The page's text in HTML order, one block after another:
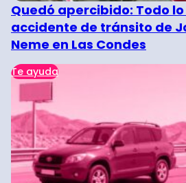
Quedó apercibido: Todo
accidente de tránsito de
Neme en Las Condes
Te ayuda